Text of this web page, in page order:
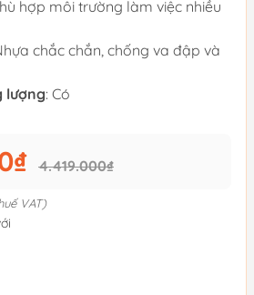
hợp môi trường làm việc nhiều
chắc chắn, chống va đập và
lượng: Có
4.419.000₫
VAT)